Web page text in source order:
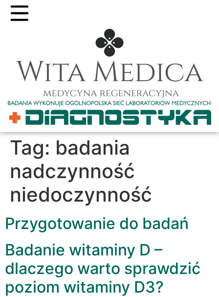
Tag: badania
nadczynność
niedoczynność
Przygotowanie do badań
Badanie witaminy D –
dlaczego warto sprawdzić
poziom witaminy D3?